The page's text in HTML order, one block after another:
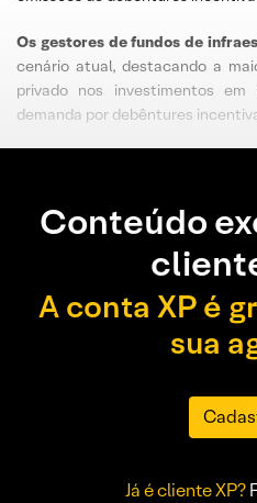
Os gestores de fundos de
cenário atual, destacando a
privado nos investimentos
demanda por debêntures
Conteúdo
A conta XP é
sua
Já é cliente XP?